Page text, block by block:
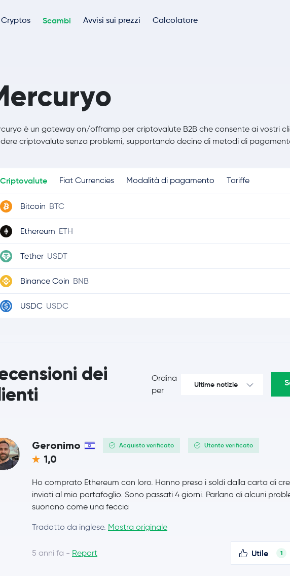
Cryptos Scambi Avvisi sui prezzi Calcolatore
è un gateway on/offramp per criptovalute B2B che consente ai vostri
criptovalute senza problemi, supportando decine di metodi di
Criptovalute Fiat Currencies Modalità di pagamento Tariffe
Bitcoin BTC
Ethereum ETH
Tether USDT
Binance Coin BNB
USDC USDC
DogecoinDOGE
Stellar Lumens
USD1 USD1
Bitcoin Cash BCH
Toncoin TON
PayPal USD PYUSD
dei
Ordina
per
Ultime notizie
Geronimo Acquisto verificato Utente verificato
1,0
Ho comprato Ethereum con loro. Hanno preso i soldi dalla carta di
inviati al mio portafoglio. Sono passati 4 giorni. Parlano di alcuni
suonano come una feccia
Tradotto da inglese. Mostra originale
5 anni fa - Report Utile 1